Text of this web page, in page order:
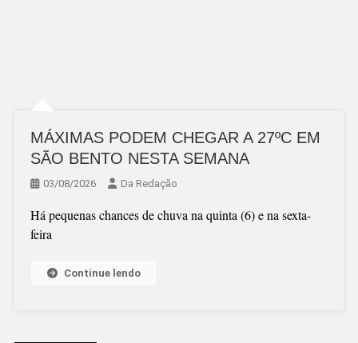
MÁXIMAS PODEM CHEGAR A 27ºC EM
SÃO BENTO NESTA SEMANA
03/08/2026 Da Redação
Há pequenas chances de chuva na quinta (6) e na sexta-
feira
Continue lendo